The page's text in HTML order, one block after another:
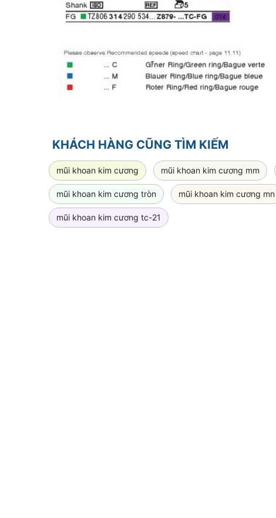
KHÁCH HÀNG CŨNG TÌM KIẾM
mũi khoan kim cương mũi khoan kim cương mm
mũi khoan kim cương tròn mũi khoan kim cương mn
mũi khoan kim cương tc-21